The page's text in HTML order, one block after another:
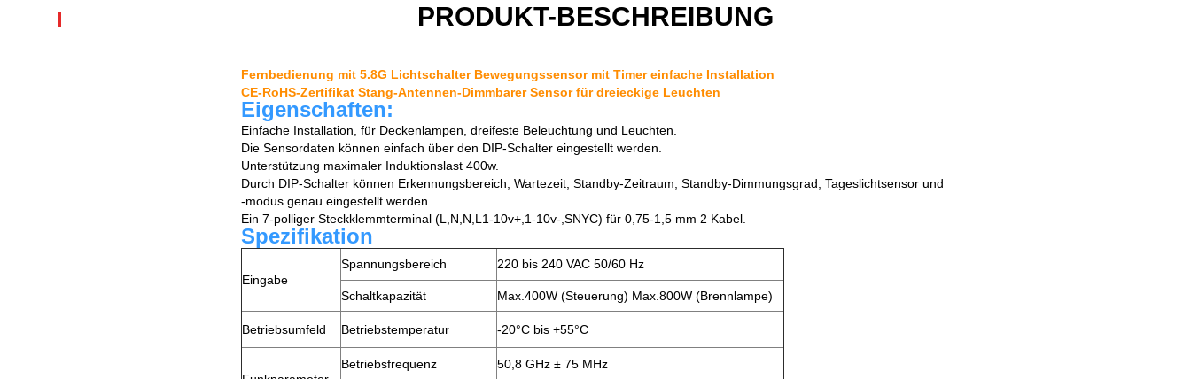
PRODUKT-BESCHREIBUNG
Fernbedienung mit 5.8G Lichtschalter Bewegungssensor mit Timer einfache Installation
CE-RoHS-Zertifikat Stang-Antennen-Dimmbarer Sensor für dreieckige Leuchten
Eigenschaften:
Einfache Installation, für Deckenlampen, dreifeste Beleuchtung und Leuchten.
Die Sensordaten können einfach über den DIP-Schalter eingestellt werden.
Unterstützung maximaler Induktionslast 400w.
Durch DIP-Schalter können Erkennungsbereich, Wartezeit, Standby-Zeitraum, Standby-Dimmungsgrad, Tageslichtsensor und
-modus genau eingestellt werden.
Ein 7-polliger Steckklemmterminal (L,N,N,L1-10v+,1-10v-,SNYC) für 0,75-1,5 mm 2 Kabel.
Spezifikation
Eingabe
Spannungsbereich 220 bis 240 VAC 50/60 Hz
Schaltkapazität Max.400W (Steuerung) Max.800W (Brennlampe)
Betriebsumfeld Betriebstemperatur -20°C bis +55°C
Betriebsfrequenz 50,8 GHz ± 75 MHz